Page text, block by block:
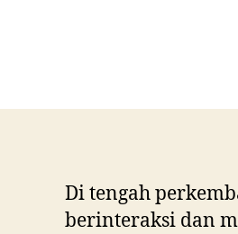
Di tengah
berinteraksi dan